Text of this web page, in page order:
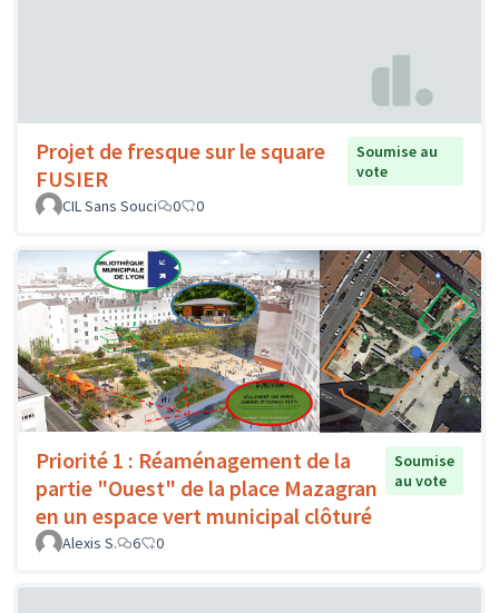
Projet de fresque sur le square
FUSIER
Soumise au
vote
CIL Sans Souci
0 0
Priorité 1 : Réaménagement de la
partie "Ouest" de la place Mazagran
en un espace vert municipal clôturé
Soumise
au vote
Alexis S. 6 0